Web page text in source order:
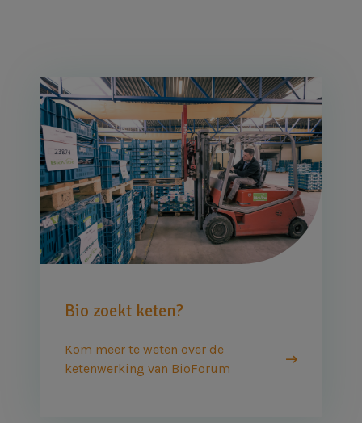
Afbeelding
Bio zoekt keten?
Kom meer te weten over de
ketenwerking van BioForum